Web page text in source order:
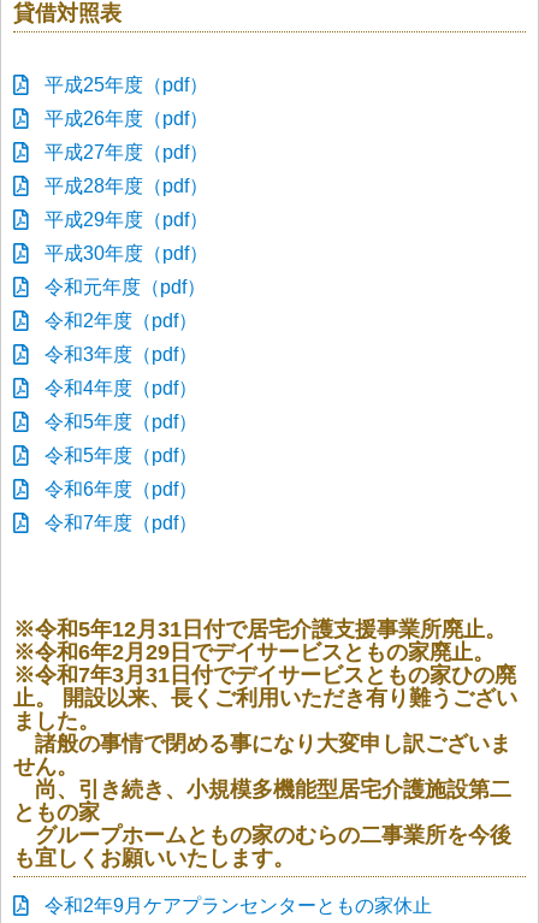
貸借対照表
平成25年度（pdf）
平成26年度（pdf）
平成27年度（pdf）
平成28年度（pdf）
平成29年度（pdf）
平成30年度（pdf）
令和元年度（pdf）
令和2年度（pdf）
令和3年度（pdf）
令和4年度（pdf）
令和5年度（pdf）
令和5年度（pdf）
令和6年度（pdf）
令和7年度（pdf）
※令和5年12月31日付で居宅介護支援事業所廃止。
※令和6年2月29日でデイサービスともの家廃止。
※令和7年3月31日付でデイサービスともの家ひの廃
止。 開設以来、長くご利用いただき有り難うござい
ました。
諸般の事情で閉める事になり大変申し訳ございま
せん。
尚、引き続き、小規模多機能型居宅介護施設第二
ともの家
グループホームともの家のむらの二事業所を今後
も宜しくお願いいたします。
令和2年9月ケアプランセンターともの家休止